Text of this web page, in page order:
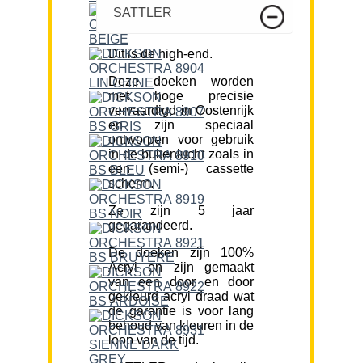
SATTLER
Dit is de high-end.
Deze doeken worden
met hoge precisie
vervaardigd in Oostenrijk
en zijn speciaal
ontworpen voor gebruik
in de buitenlucht zoals in
een (semi-) cassette
scherm.
Ze zijn 5 jaar
gegarandeerd.
De doeken zijn 100%
Acryl en zijn gemaakt
van een door en door
gekleurd acryl draad wat
de garantie is voor lang
behoud van kleuren in de
loop van de tijd.